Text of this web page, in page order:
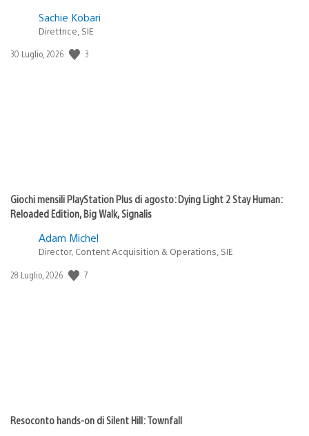
Sachie Kobari
Direttrice, SIE
Data
30 Luglio, 2026 3
Giochi mensili PlayStation Plus di agosto: Dying Light 2 Stay Human:
Reloaded Edition, Big Walk, Signalis
Adam Michel
Director, Content Acquisition & Operations, SIE
Data
28 Luglio, 2026 7
Resoconto hands-on di Silent Hill: Townfall